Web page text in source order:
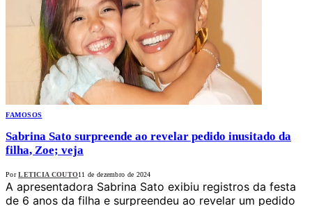
FAMOSOS
Sabrina Sato surpreende ao revelar pedido inusitado da
filha, Zoe; veja
Por LETICIA COUTO11 de dezembro de 2024
A apresentadora Sabrina Sato exibiu registros da festa
de 6 anos da filha e surpreendeu ao revelar um pedido